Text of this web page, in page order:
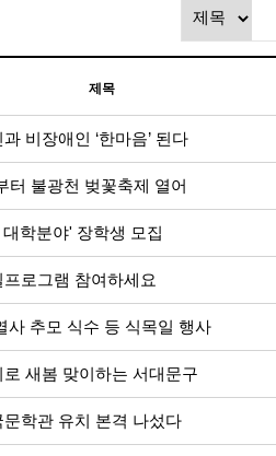
제목
비장애인 ‘한마음’ 된다
터 불광천 벚꽃축제 열어
학분야' 장학생 모집
로그램 참여하세요
사 추모 식수 등 식목일 행사
새봄 맞이하는 서대문구
학관 유치 본격 나섰다